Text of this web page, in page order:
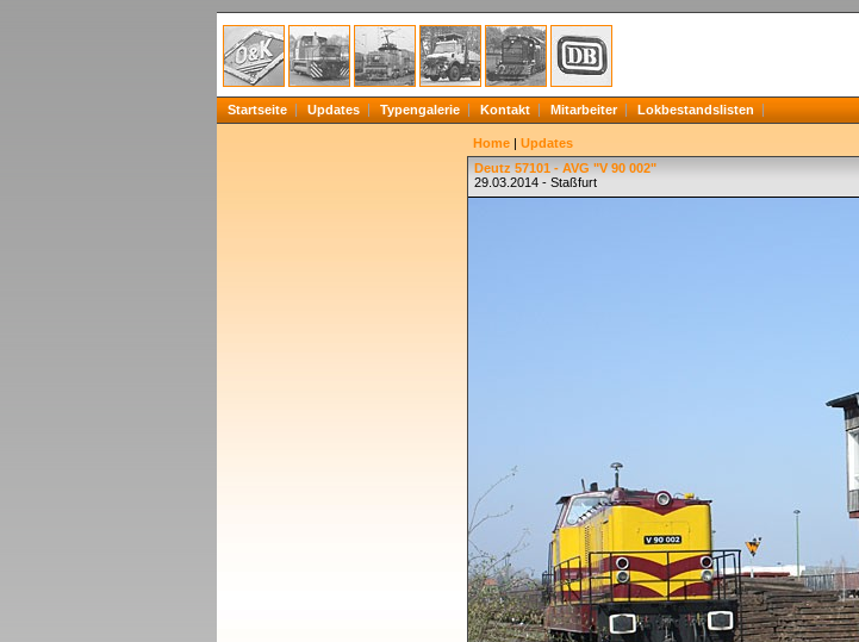
Startseite Updates Typengalerie Kontakt Mitarbeiter Lokbestandslisten
Home | Updates
Deutz 57101 - AVG "V 90 002"
29.03.2014 - Staßfurt